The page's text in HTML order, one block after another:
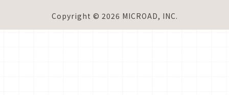
Copyright © 2026 MICROAD, INC.